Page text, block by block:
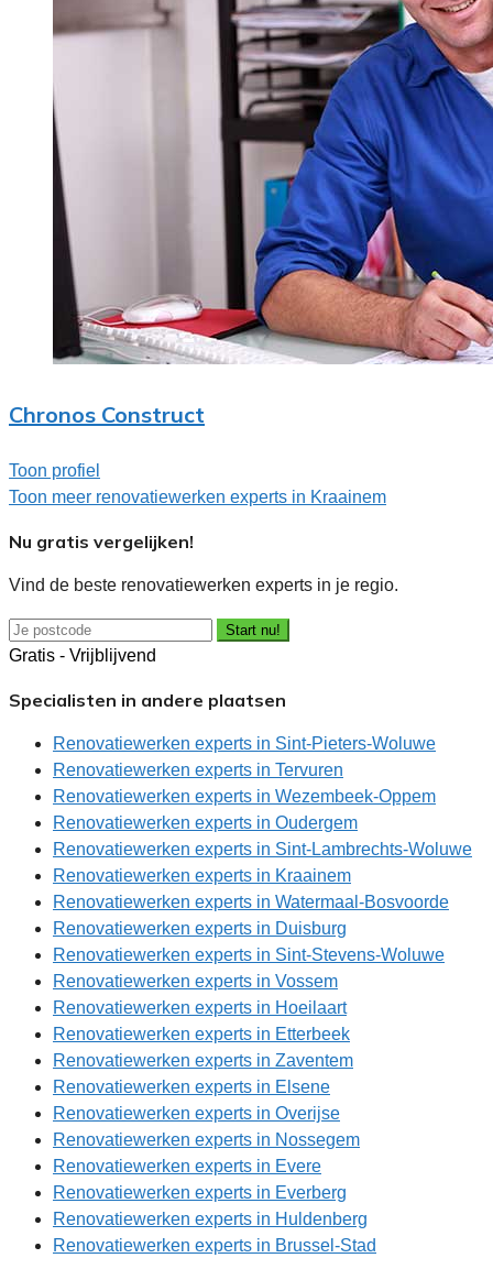
Chronos Construct
Toon profiel
Toon meer renovatiewerken experts in Kraainem
Nu gratis vergelijken!
Vind de beste renovatiewerken experts in je regio.
Start nu!
Gratis - Vrijblijvend
Specialisten in andere plaatsen
Renovatiewerken experts in Sint-Pieters-Woluwe
Renovatiewerken experts in Tervuren
Renovatiewerken experts in Wezembeek-Oppem
Renovatiewerken experts in Oudergem
Renovatiewerken experts in Sint-Lambrechts-Woluwe
Renovatiewerken experts in Kraainem
Renovatiewerken experts in Watermaal-Bosvoorde
Renovatiewerken experts in Duisburg
Renovatiewerken experts in Sint-Stevens-Woluwe
Renovatiewerken experts in Vossem
Renovatiewerken experts in Hoeilaart
Renovatiewerken experts in Etterbeek
Renovatiewerken experts in Zaventem
Renovatiewerken experts in Elsene
Renovatiewerken experts in Overijse
Renovatiewerken experts in Nossegem
Renovatiewerken experts in Evere
Renovatiewerken experts in Everberg
Renovatiewerken experts in Huldenberg
Renovatiewerken experts in Brussel-Stad